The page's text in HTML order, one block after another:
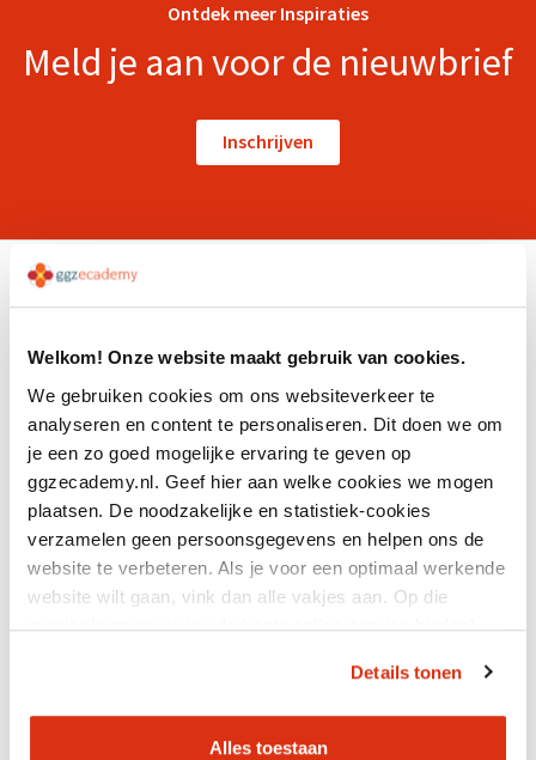
Welkom! Onze website maakt gebruik van cookies.
We gebruiken cookies om ons websiteverkeer te
analyseren en content te personaliseren. Dit doen we om
je een zo goed mogelijke ervaring te geven op
ggzecademy.nl. Geef hier aan welke cookies we mogen
plaatsen. De noodzakelijke en statistiek-cookies
verzamelen geen persoonsgegevens en helpen ons de
website te verbeteren. Als je voor een optimaal werkende
website wilt gaan, vink dan alle vakjes aan. Op die
manier kunnen we jou de beste online service bieden!
Details tonen
Alles toestaan
Ontdek meer Inspiraties
Meld je aan voor de nieuwbrief
Inschrijven
Productcatalogus
Geneesmiddelen en somatiek
Herstel
Psychopathologie
Suïcidepreventie